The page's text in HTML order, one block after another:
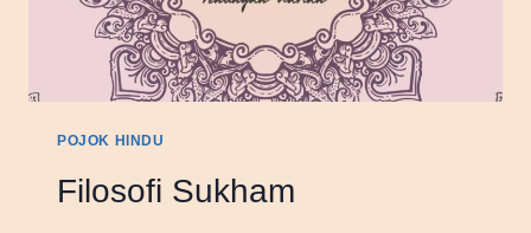
POJOK HINDU
Filosofi Sukham